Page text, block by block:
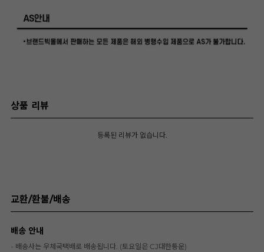
상품 리뷰
등록된 리뷰가 없습니다.
교환/환불/배송
배송 안내
- 배송사는 우체국택배로 배송됩니다. (토요일은 CJ대한통운)